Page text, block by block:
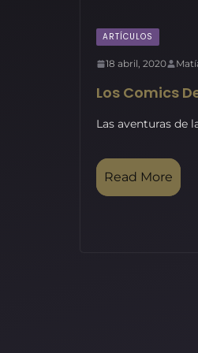
ARTÍCULOS
18 abril, 2020
Los Comics
Las aventuras de
Read More